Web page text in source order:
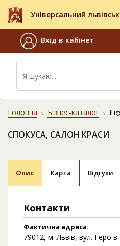
Універсальний
Вхід в кабінет
Головна Бізнес-каталог
СПОКУСА, САЛОН КРАСИ
Опис Карта Відгуки
Контакти
Фактична адреса:
79012, м. Львів, вул.